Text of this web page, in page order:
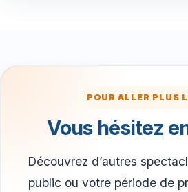
POUR ALLER PLUS
Vous hésitez
Découvrez d’autres
public ou votre période de